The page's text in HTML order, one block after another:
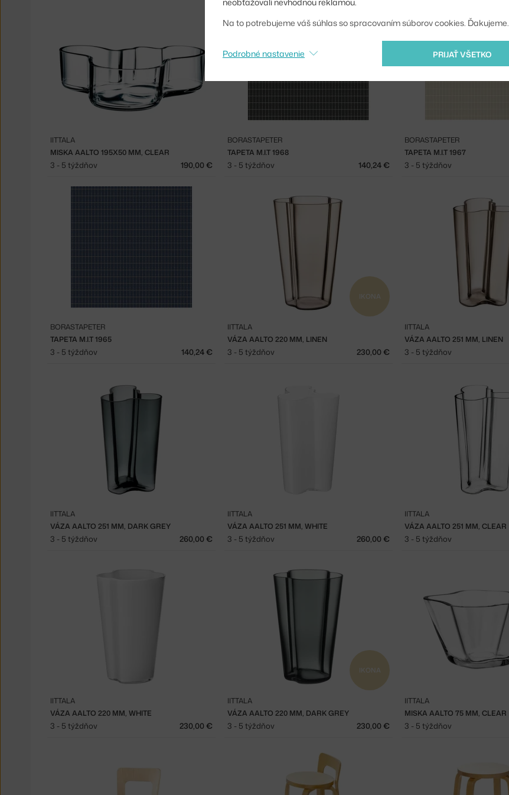
MISKA AALTO 195X50 MM, CLEAR
IITTALA
3 - 5 týždňov 190,00 €
TAPETA M.I.T 1968
BORASTAPETER
3 - 5 týždňov 140,24 €
TAPETA M.I.T 1967
BORASTAPETER
3 - 5 týždňov
TAPETA M.I.T 1965
BORASTAPETER
3 - 5 týždňov 140,24 €
IKONA
VÁZA AALTO 220 MM, LINEN
IITTALA
3 - 5 týždňov 230,00 €
VÁZA AALTO 251 MM, LINEN
IITTALA
3 - 5 týždňov
VÁZA AALTO 251 MM, DARK GREY
IITTALA
3 - 5 týždňov 260,00 €
VÁZA AALTO 251 MM, WHITE
IITTALA
3 - 5 týždňov 260,00 €
VÁZA AALTO 251 MM, CLEAR
IITTALA
3 - 5 týždňov
VÁZA AALTO 220 MM, WHITE
IITTALA
3 - 5 týždňov 230,00 €
IKONA
VÁZA AALTO 220 MM, DARK GREY
IITTALA
3 - 5 týždňov 230,00 €
MISKA AALTO 75 MM, CLEAR
IITTALA
3 - 5 týždňov
Na to potrebujeme váš súhlas so spracovaním súborov cookies. Ďakujeme.
PRIJAŤ VŠETKO
Podrobné nastavenie